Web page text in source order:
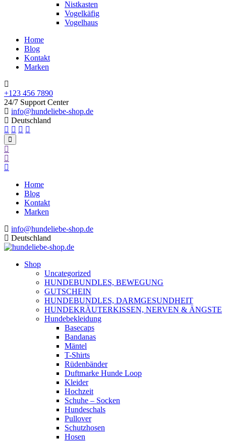
Nistkasten
Vogelkäfig
Vogelhaus
Home
Blog
Kontakt
Marken
+123 456 7890
24/7 Support Center
info@hundeliebe-shop.de
Deutschland
Home
Blog
Kontakt
Marken
info@hundeliebe-shop.de
Deutschland
Shop
Uncategorized
HUNDEBUNDLES, BEWEGUNG
GUTSCHEIN
HUNDEBUNDLES, DARMGESUNDHEIT
HUNDEKRÄUTERKISSEN, NERVEN & ÄNGSTE
Hundebekleidung
Basecaps
Bandanas
Mäntel
T-Shirts
Rüdenbänder
Duftmarke Hunde Loop
Kleider
Hochzeit
Schuhe – Socken
Hundeschals
Pullover
Schutzhosen
Hosen